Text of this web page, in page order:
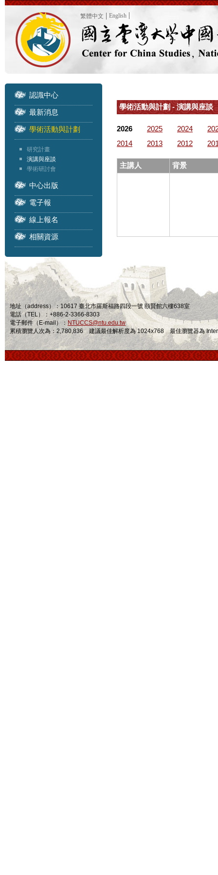
繁體中文 English
認識中心
最新消息
學術活動與計劃
研究計畫
演講與座談
學術研討會
中心出版
電子報
線上報名
相關資源
學術活動與計劃 - 演講與座談
2026 2025 2024
2014
2013 2012
主講人 背景
地址（address）：10617 臺北市羅斯福路四段一號 頤賢館六樓638室
電話（TEL）：+886-2-3366-8303
電子郵件（E-mail）： NTUCCS@ntu.edu.tw
累積瀏覽人次為：2,780,836 建議最佳解析度為 1024x768 最佳瀏覽器為